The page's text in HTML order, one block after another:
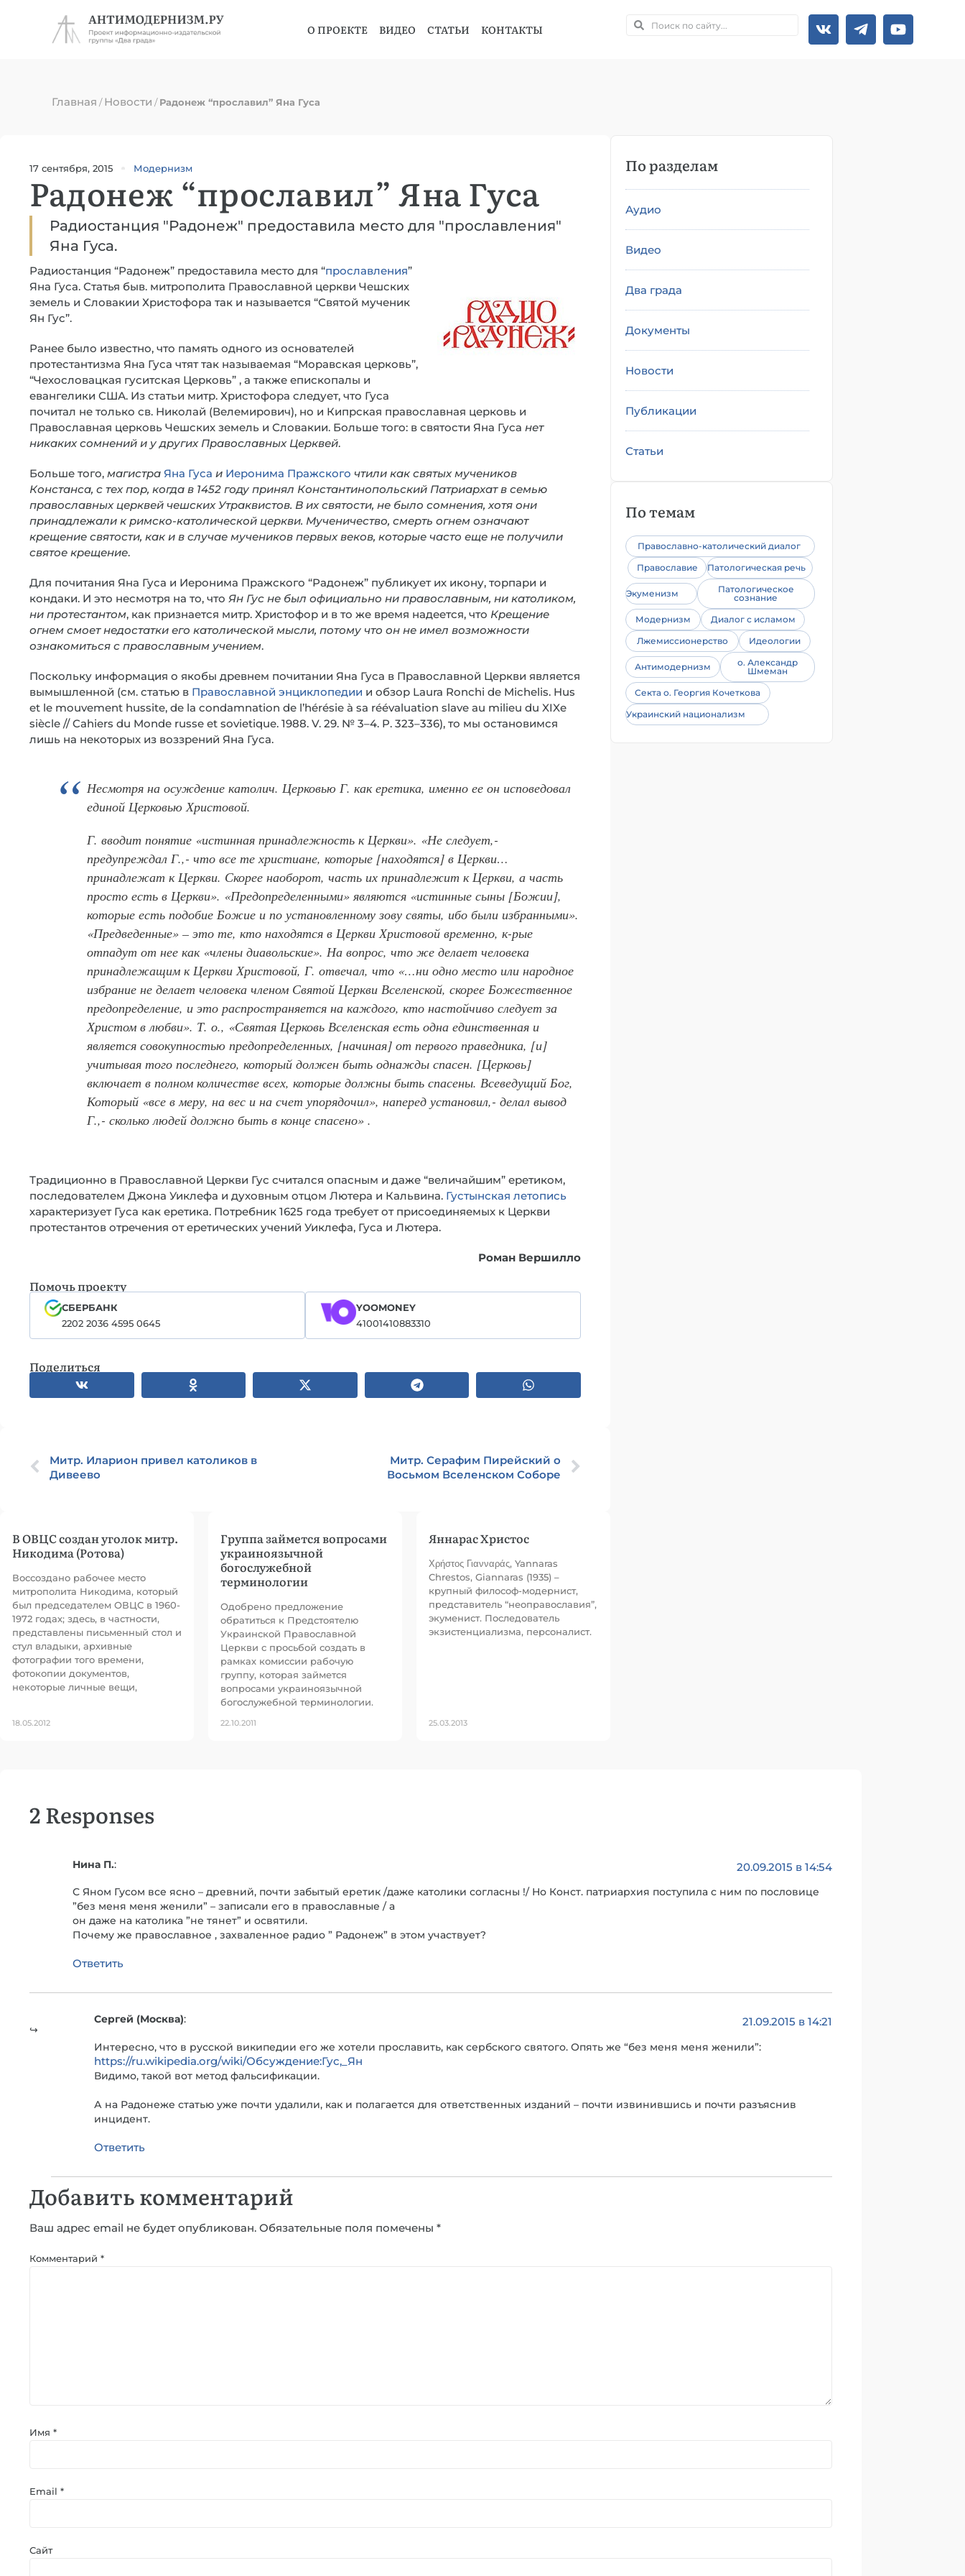
О ПРОЕКТЕ ВИДЕО СТАТЬИ КОНТАКТЫ
Главная /Новости /Радонеж “прославил” Яна Гуса
17 сентября, 2015 Модернизм
Радонеж “прославил” Яна Гуса
Радиостанция "Радонеж" предоставила место для "прославления"
Яна Гуса.
Радиостанция “Радонеж” предоставила место для “прославления”
Яна Гуса. Статья быв. митрополита Православной церкви Чешских
земель и Словакии Христофора так и называется “Святой мученик
Ян Гус”.
Ранее было известно, что память одного из основателей
протестантизма Яна Гуса чтят так называемая “Моравская церковь”,
“Чехословацкая гуситская Церковь” , а также епископалы и
евангелики США. Из статьи митр. Христофора следует, что Гуса
почитал не только св. Николай (Велемирович), но и Кипрская православная церковь и
Православная церковь Чешских земель и Словакии. Больше того: в святости Яна Гуса нет
никаких сомнений и у других Православных Церквей.
Больше того, магистра Яна Гуса и Иеронима Пражского чтили как святых мучеников
Констанса, с тех пор, когда в 1452 году принял Константинопольский Патриархат в семью
православных церквей чешских Утраквистов. В их святости, не было сомнения, хотя они
принадлежали к римско-католической церкви. Мученичество, смерть огнем означают
крещение святости, как и в случае мучеников первых веков, которые часто еще не получили
святое крещение.
Для почитания Яна Гуса и Иеронима Пражского “Радонеж” публикует их икону, торпари и
кондаки. И это несмотря на то, что Ян Гус не был официально ни православным, ни католиком,
ни протестантом, как признается митр. Христофор и в то же время надеется, что Крещение
огнем смоет недостатки его католической мысли, потому что он не имел возможности
ознакомиться с православным учением.
Поскольку информация о якобы древнем почитании Яна Гуса в Православной Церкви является
вымышленной (см. статью в Православной энциклопедии и обзор Laura Ronchi de Michelis. Hus
et le mouvement hussite, de la condamnation de l’hérésie à sa réévaluation slave au milieu du XIXe
siècle // Cahiers du Monde russe et sovietique. 1988. V. 29. № 3–4. P. 323–336), то мы остановимся
лишь на некоторых из воззрений Яна Гуса.
Несмотря на осуждение католич. Церковью Г. как еретика, именно ее он исповедовал
единой Церковью Христовой.
Г. вводит понятие «истинная принадлежность к Церкви». «Не следует,-
предупреждал Г.,- что все те христиане, которые [находятся] в Церкви…
принадлежат к Церкви. Скорее наоборот, часть их принадлежит к Церкви, а часть
просто есть в Церкви». «Предопределенными» являются «истинные сыны [Божии],
которые есть подобие Божие и по установленному зову святы, ибо были избранными».
«Предведенные» – это те, кто находятся в Церкви Христовой временно, к-рые
отпадут от нее как «члены диавольские». На вопрос, что же делает человека
принадлежащим к Церкви Христовой, Г. отвечал, что «…ни одно место или народное
избрание не делает человека членом Святой Церкви Вселенской, скорее Божественное
предопределение, и это распространяется на каждого, кто настойчиво следует за
Христом в любви». Т. о., «Святая Церковь Вселенская есть одна единственная и
является совокупностью предопределенных, [начиная] от первого праведника, [и]
учитывая того последнего, который должен быть однажды спасен. [Церковь]
включает в полном количестве всех, которые должны быть спасены. Всеведущий Бог,
Который «все в меру, на вес и на счет упорядочил», наперед установил,- делал вывод
Г.,- сколько людей должно быть в конце спасено» .
Традиционно в Православной Церкви Гус считался опасным и даже “величайшим” еретиком,
последователем Джона Уиклефа и духовным отцом Лютера и Кальвина. Густынская летопись
характеризует Гуса как еретика. Потребник 1625 года требует от присоединяемых к Церкви
протестантов отречения от еретических учений Уиклефа, Гуса и Лютера.
Роман Вершилло
Помочь проекту
СБЕРБАНК
2202 2036 4595 0645
YOOMONEY
41001410883310
Поделиться
Митр. Иларион привел католиков в
Дивеево
Митр. Серафим Пирейский о
Восьмом Вселенском Соборе
В ОВЦС создан уголок митр.
Никодима (Ротова)
Воссоздано рабочее место
митрополита Никодима, который
был председателем ОВЦС в 1960-
1972 годах; здесь, в частности,
представлены письменный стол и
стул владыки, архивные
фотографии того времени,
фотокопии документов,
некоторые личные вещи,
18.05.2012
Группа займется вопросами
украиноязычной
богослужебной
терминологии
Одобрено предложение
обратиться к Предстоятелю
Украинской Православной
Церкви с просьбой создать в
рамках комиссии рабочую
группу, которая займется
вопросами украиноязычной
богослужебной терминологии.
22.10.2011
Яннарас Христос
Χρήστος Γιανναράς, Yannaras
Chrestos, Giannaras (1935) –
крупный философ-модернист,
представитель “неоправославия”,
экуменист. Последователь
экзистенциализма, персоналист.
25.03.2013
По разделам
Аудио
Видео
Два града
Документы
Новости
Публикации
Статьи
По темам
Православно-католический диалог
Православие
Патологическая речь
Экуменизм
Патологическое
сознание
Модернизм
Диалог с исламом
Лжемиссионерство
Идеологии
Антимодернизм
о. Александр
Шмеман
Секта о. Георгия Кочеткова
Украинский национализм
2 Responses
Нина П.: 20.09.2015 в 14:54
С Яном Гусом все ясно – древний, почти забытый еретик /даже католики согласны !/ Но Конст. патриархия поступила с ним по пословице
”без меня меня женили” – записали его в православные / а
он даже на католика ”не тянет” и освятили.
Почему же православное , захваленное радио ” Радонеж” в этом участвует?
Ответить
Сергей (Москва): 21.09.2015 в 14:21
Интересно, что в русской википедии его же хотели прославить, как сербского святого. Опять же “без меня меня женили”:
https://ru.wikipedia.org/wiki/Обсуждение:Гус,_Ян
Видимо, такой вот метод фальсификации.
А на Радонеже статью уже почти удалили, как и полагается для ответственных изданий – почти извинившись и почти разъяснив
инцидент.
Ответить
Добавить комментарий
Ваш адрес email не будет опубликован. Обязательные поля помечены *
Комментарий *
Имя *
Email *
Сайт